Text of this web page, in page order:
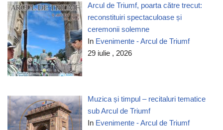
Arcul de Triumf, poarta către trecut:
reconstituiri spectaculoase și
ceremonii solemne
In Evenimente - Arcul de Triumf
29 iulie , 2026
Muzica și timpul – recitaluri tematice
sub Arcul de Triumf
In Evenimente - Arcul de Triumf